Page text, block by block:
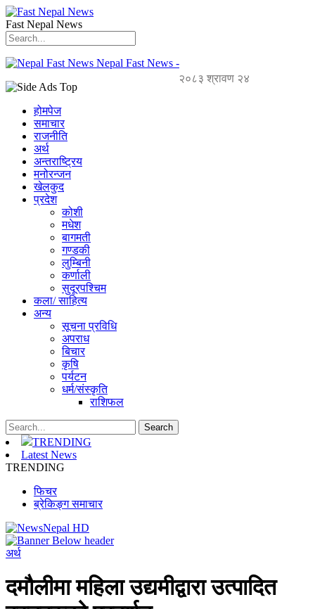
Fast Nepal News
Nepal Fast News -
२०८३ श्रावण २४
होमपेज
समाचार
राजनीति
अर्थ
अन्तराष्ट्रिय
मनोरन्जन
खेलकुद
प्रदेश
कोशी
मधेश
बागमती
गण्डकी
लुम्बिनी
कर्णाली
सुदूरपश्चिम
कला/ साहित्य
अन्य
सूचना प्रविधि
अपराध
बिचार
कृषि
पर्यटन
धर्म/संस्कृति
राशिफल
TRENDING
Latest News
TRENDING
फिचर
ब्रेकिङ्ग समाचार
अर्थ
दमौलीमा महिला उद्यमीद्वारा उत्पादित